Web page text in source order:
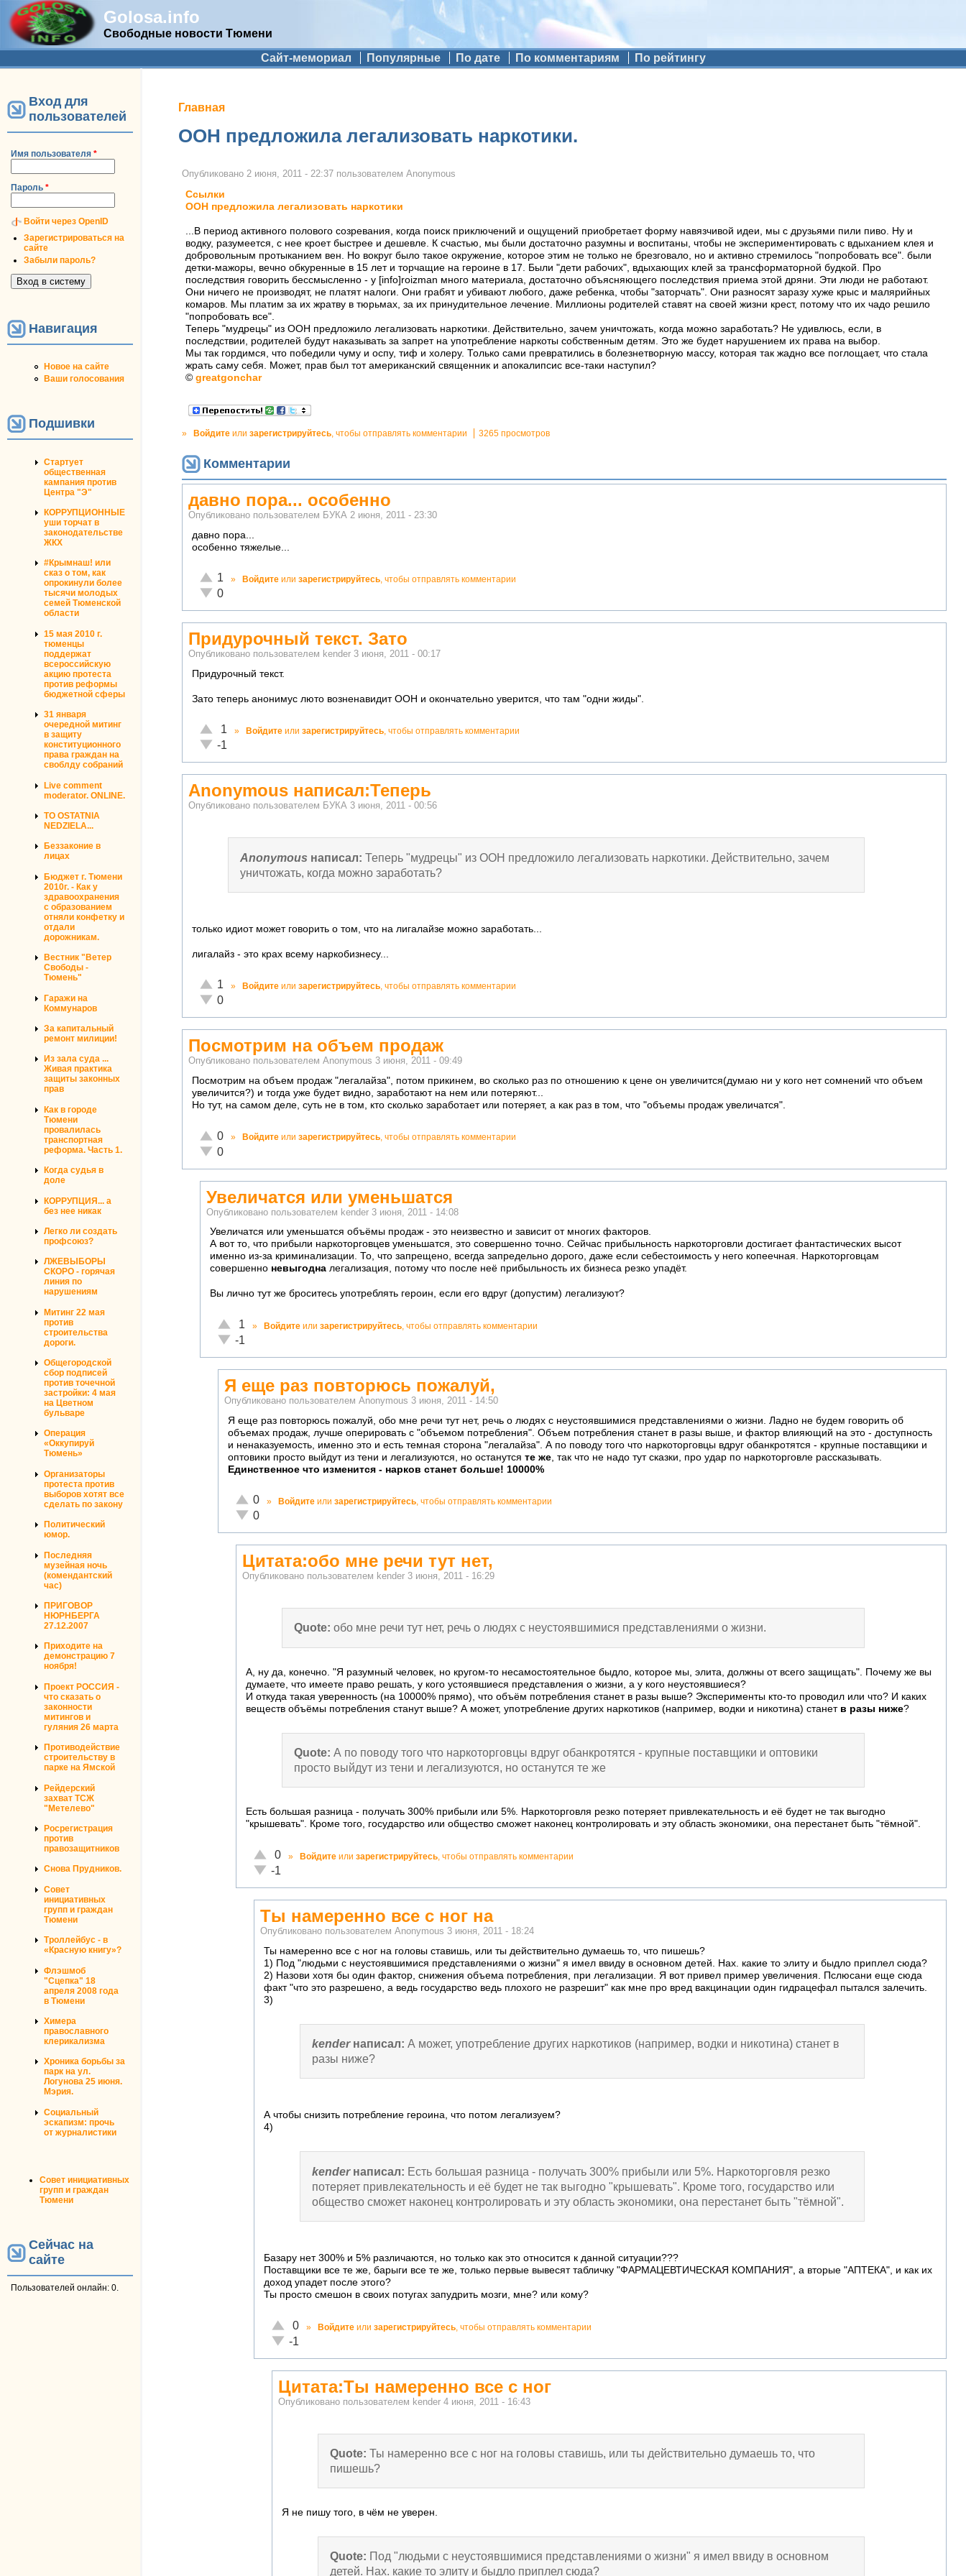
Golosa.info
Свободные новости Тюмени
Дополнительное меню Сайт-мемориал Популярные По дате По комментариям По рейтингу
Вход для
пользователей
Имя пользователя *
Пароль *
Войти через OpenID
Зарегистрироваться на
сайте
Забыли пароль?
Навигация
Новое на сайте
Ваши голосования
Подшивки
Стартует
общественная
кампания против
Центра "Э"
КОРРУПЦИОННЫЕ
уши торчат в
законодательстве
ЖКХ
#Крымнаш! или
сказ о том, как
опрокинули более
тысячи молодых
семей Тюменской
области
15 мая 2010 г.
тюменцы
поддержат
всероссийскую
акцию протеста
против реформы
бюджетной сферы
31 января
очередной митинг
в защиту
конституционного
права граждан на
своблду собраний
Live comment
moderator. ONLINE.
TO OSTATNIA
NEDZIELA...
Беззаконие в
лицах
Бюджет г. Тюмени
2010г. - Как у
здравоохранения
с образованием
отняли конфетку и
отдали
дорожникам.
Вестник "Ветер
Свободы -
Тюмень"
Гаражи на
Коммунаров
За капитальный
ремонт милиции!
Из зала суда ...
Живая практика
защиты законных
прав
Как в городе
Тюмени
провалилась
транспортная
реформа. Часть 1.
Когда судья в
доле
КОРРУПЦИЯ... а
без нее никак
Легко ли создать
профсоюз?
ЛЖЕВЫБОРЫ
СКОРО - горячая
линия по
нарушениям
Митинг 22 мая
против
строительства
дороги.
Общегородской
сбор подписей
против точечной
застройки: 4 мая
на Цветном
бульваре
Операция
«Оккупируй
Тюмень»
Организаторы
протеста против
выборов хотят все
сделать по закону
Политический
юмор.
Последняя
музейная ночь
(комендантский
час)
ПРИГОВОР
НЮРНБЕРГА
27.12.2007
Приходите на
демонстрацию 7
ноября!
Проект РОССИЯ -
что сказать о
законности
митингов и
гуляния 26 марта
Противодействие
строительству в
парке на Ямской
Рейдерский
захват ТСЖ
"Метелево"
Росрегистрация
против
правозащитников
Снова Прудников.
Совет
инициативных
групп и граждан
Тюмени
Троллейбус - в
«Красную книгу»?
Флэшмоб
"Сцепка" 18
апреля 2008 года
в Тюмени
Химера
православного
клерикализма
Хроника борьбы за
парк на ул.
Логунова 25 июня.
Мэрия.
Социальный
эскапизм: прочь
от журналистики
Совет инициативных
групп и граждан
Тюмени
Сейчас на
сайте
Пользователей онлайн: 0.
Вы здесь
Главная
ООН предложила легализовать наркотики.
Опубликовано 2 июня, 2011 - 22:37 пользователем Anonymous
Ссылки
ООН предложила легализовать наркотики
...В период активного полового созревания, когда поиск приключений и ощущений приобретает форму навязчивой идеи, мы с друзьями пили пиво. Ну и
водку, разумеется, с нее кроет быстрее и дешевле. К счастью, мы были достаточно разумны и воспитаны, чтобы не экспериментировать с вдыханием клея и
добровольным протыканием вен. Но вокруг было такое окружение, которое этим не только не брезговало, но и активно стремилось "попробовать все". были
детки-мажоры, вечно обкуренные в 15 лет и торчащие на героине в 17. Были "дети рабочих", вдыхающих клей за трансформаторной будкой. Про
последствия говорить бессмысленно - у [info]roizman много материала, достаточно объясняющего последствия приема этой дряни. Эти люди не работают.
Они ничего не производят, не платят налоги. Они грабят и убивают любого, даже ребенка, чтобы "заторчать". Они разносят заразу хуже крыс и малярийных
комаров. Мы платим за их жратву в тюрьмах, за их принудительное лечение. Миллионы родителей ставят на своей жизни крест, потому что их чадо решило
"попробовать все".
Теперь "мудрецы" из ООН предложило легализовать наркотики. Действительно, зачем уничтожать, когда можно заработать? Не удивлюсь, если, в
последствии, родителей будут наказывать за запрет на употребление наркоты собственным детям. Это же будет нарушением их права на выбор.
Мы так гордимся, что победили чуму и оспу, тиф и холеру. Только сами превратились в болезнетворную массу, которая так жадно все поглощает, что стала
жрать саму себя. Может, прав был тот американский священник и апокалипсис все-таки наступил?
© greatgonchar
» Войдите или зарегистрируйтесь, чтобы отправлять комментарии 3265 просмотров
Комментарии
давно пора... особенно
Опубликовано пользователем БУКА 2 июня, 2011 - 23:30
давно пора...
особенно тяжелые...
Отлично!
1
Неадекватно!
0
» Войдите или зарегистрируйтесь, чтобы отправлять комментарии
Придурочный текст. Зато
Опубликовано пользователем kender 3 июня, 2011 - 00:17
Придурочный текст.
Зато теперь анонимус люто возненавидит ООН и окончательно уверится, что там "одни жиды".
Отлично!
1
Неадекватно!
-1
» Войдите или зарегистрируйтесь, чтобы отправлять комментарии
Anonymous написал:Теперь
Опубликовано пользователем БУКА 3 июня, 2011 - 00:56
Anonymous написал:Теперь "мудрецы" из ООН предложило легализовать наркотики. Действительно, зачем
уничтожать, когда можно заработать?
только идиот может говорить о том, что на лигалайзе можно заработать...
лигалайз - это крах всему наркобизнесу...
Отлично!
1
Неадекватно!
0
» Войдите или зарегистрируйтесь, чтобы отправлять комментарии
Посмотрим на объем продаж
Опубликовано пользователем Anonymous 3 июня, 2011 - 09:49
Посмотрим на объем продаж "легалайза", потом прикинем, во сколько раз по отношению к цене он увеличится(думаю ни у кого нет сомнений что объем
увеличится?) и тогда уже будет видно, заработают на нем или потеряют...
Но тут, на самом деле, суть не в том, кто сколько заработает или потеряет, а как раз в том, что "объемы продаж увеличатся".
Отлично!
0
Неадекватно!
0
» Войдите или зарегистрируйтесь, чтобы отправлять комментарии
Увеличатся или уменьшатся
Опубликовано пользователем kender 3 июня, 2011 - 14:08
Увеличатся или уменьшатся объёмы продаж - это неизвестно и зависит от многих факторов.
А вот то, что прибыли наркоторговцев уменьшатся, это совершенно точно. Сейчас прибыльность наркоторговли достигает фантастических высот
именно из-за криминализации. То, что запрещено, всегда запредельно дорого, даже если себестоимость у него копеечная. Наркоторговцам
совершенно невыгодна легализация, потому что после неё прибыльность их бизнеса резко упадёт.
Вы лично тут же броситесь употреблять героин, если его вдруг (допустим) легализуют?
Отлично!
1
Неадекватно!
-1
» Войдите или зарегистрируйтесь , чтобы отправлять комментарии
Я еще раз повторюсь пожалуй,
Опубликовано пользователем Anonymous 3 июня, 2011 - 14:50
Я еще раз повторюсь пожалуй, обо мне речи тут нет, речь о людях с неустоявшимися представлениями о жизни. Ладно не будем говорить об
объемах продаж, лучше оперировать с "объемом потребления". Объем потребления станет в разы выше, и фактор влияющий на это - доступность
и ненаказуемость, именно это и есть темная сторона "легалайза". А по поводу того что наркоторговцы вдруг обанкротятся - крупные поставщики и
оптовики просто выйдут из тени и легализуются, но останутся те же , так что не надо тут сказки, про удар по наркоторговле рассказывать.
Единственное что изменится - нарков станет больше! 10000%
Отлично!
0
Неадекватно!
0
» Войдите или зарегистрируйтесь, чтобы отправлять комментарии
Цитата:обо мне речи тут нет,
Опубликовано пользователем kender 3 июня, 2011 - 16:29
Quote:обо мне речи тут нет, речь о людях с неустоявшимися представлениями о жизни.
А, ну да, конечно. "Я разумный человек, но кругом-то несамостоятельное быдло, которое мы, элита, должны от всего защищать". Почему же вы
думаете, что имеете право решать, у кого устоявшиеся представления о жизни, а у кого неустоявшиеся?
И откуда такая уверенность (на 10000% прямо), что объём потребления станет в разы выше? Эксперименты кто-то проводил или что? И каких
веществ объёмы потребления станут выше? А может, употребление других наркотиков (например, водки и никотина) станет в разы ниже?
Quote:А по поводу того что наркоторговцы вдруг обанкротятся - крупные поставщики и оптовики
просто выйдут из тени и легализуются, но останутся те же
Есть большая разница - получать 300% прибыли или 5%. Наркоторговля резко потеряет привлекательность и её будет не так выгодно
"крышевать". Кроме того, государство или общество сможет наконец контролировать и эту область экономики, она перестанет быть "тёмной".
Отлично!
0
Неадекватно!
-1
» Войдите или зарегистрируйтесь, чтобы отправлять комментарии
Ты намеренно все с ног на
Опубликовано пользователем Anonymous 3 июня, 2011 - 18:24
Ты намеренно все с ног на головы ставишь, или ты действительно думаешь то, что пишешь?
1) Под "людьми с неустоявшимися представлениями о жизни" я имел ввиду в основном детей. Нах. какие то элиту и быдло приплел сюда?
2) Назови хотя бы один фактор, снижения объема потребления, при легализации. Я вот привел пример увеличения. Пслюсани еще сюда
факт "что это разрешено, а ведь государство ведь плохого не разрешит" как мне про вред вакцинации один гидрацефал пытался залечить.
3)
kenderнаписал:А может, употребление других наркотиков (например, водки и никотина) станет в
разы ниже?
А чтобы снизить потребление героина, что потом легализуем?
4)
kenderнаписал: Есть большая разница - получать 300% прибыли или 5%. Наркоторговля резко
потеряет привлекательность и её будет не так выгодно "крышевать". Кроме того, государство или
общество сможет наконец контролировать и эту область экономики, она перестанет быть "тёмной".
Базару нет 300% и 5% различаются, но только как это относится к данной ситуации???
Поставщики все те же, барыги все те же, только первые вывесят табличку "ФАРМАЦЕВТИЧЕСКАЯ КОМПАНИЯ", а вторые "АПТЕКА", и как их
доход упадет после этого?
Ты просто смешон в своих потугах запудрить мозги, мне? или кому?
Отлично!
0
Неадекватно!
-1
» Войдите или зарегистрируйтесь , чтобы отправлять комментарии
Цитата:Ты намеренно все с ног
Опубликовано пользователем kender 4 июня, 2011 - 16:43
Quote:Ты намеренно все с ног на головы ставишь, или ты действительно думаешь то, что
пишешь?
Я не пишу того, в чём не уверен.
Quote: Под "людьми с неустоявшимися представлениями о жизни" я имел ввиду в основном
детей. Нах. какие то элиту и быдло приплел сюда?